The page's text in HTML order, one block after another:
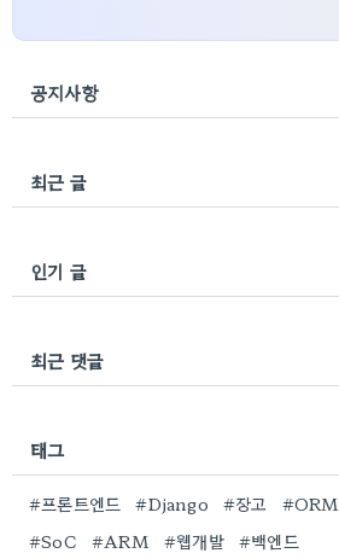
공지사항
최근 글
인기 글
최근 댓글
태그
#프론트엔드 #Django #장고 #ORM
#SoC
#ARM #웹개발 #백엔드